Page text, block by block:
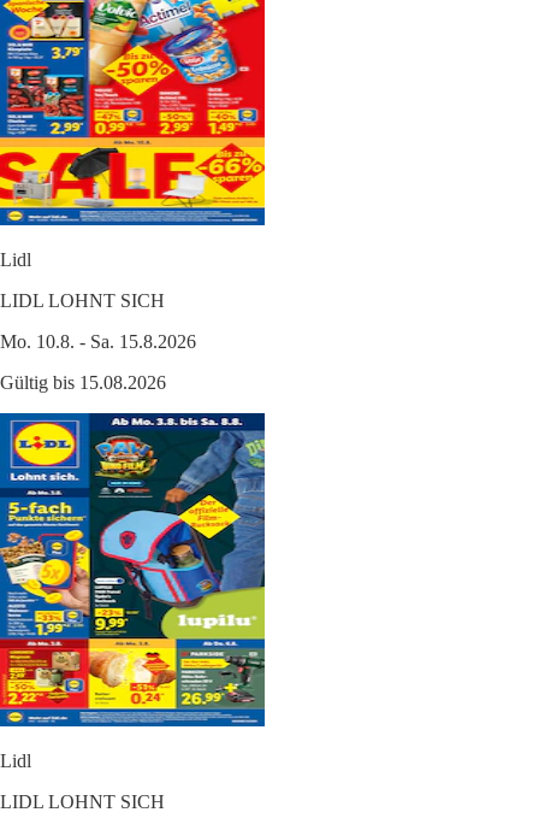
Lidl
LIDL LOHNT SICH
Mo. 10.8. - Sa. 15.8.2026
Gültig bis 15.08.2026
Lidl
LIDL LOHNT SICH